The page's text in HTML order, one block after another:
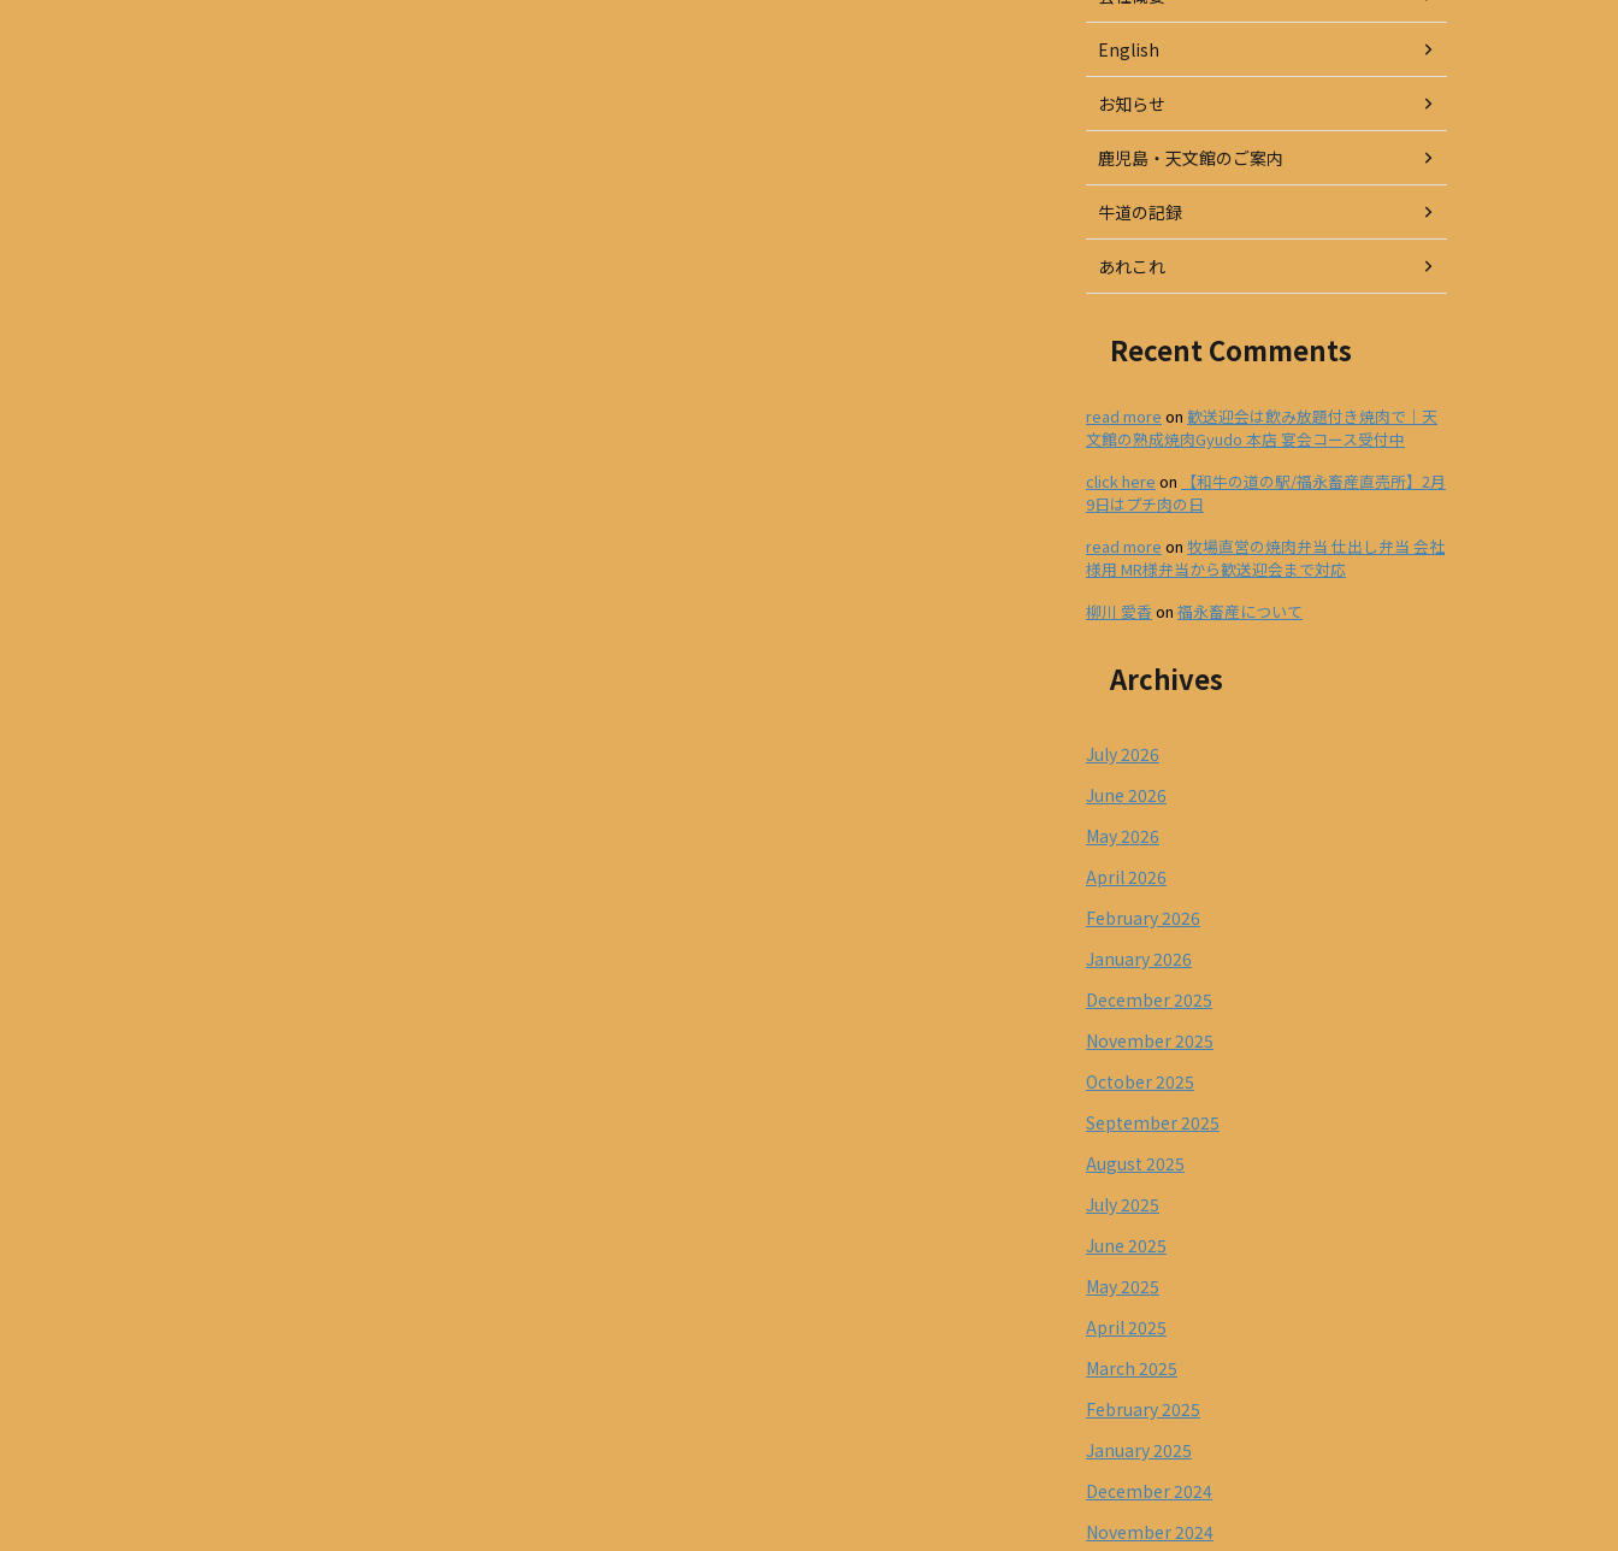
English
お知らせ
鹿児島・天文館のご案内
牛道の記録
あれこれ
Recent Comments
read more on 歓送迎会は飲み放題付き焼肉で｜天
文館の熟成焼肉Gyudo 本店 宴会コース受付中
click here on
【和牛の道の駅/福永畜産直売所】2月
9日はプチ肉の日
read more on 牧場直営の焼肉弁当 仕出し弁当 会社
様用 MR様弁当から歓送迎会まで対応
柳川 愛香on 福永畜産について
Archives
July 2026
June 2026
May 2026
April 2026
February 2026
January 2026
December 2025
November 2025
October 2025
September 2025
August 2025
July 2025
June 2025
May 2025
April 2025
March 2025
February 2025
January 2025
December 2024
November 2024